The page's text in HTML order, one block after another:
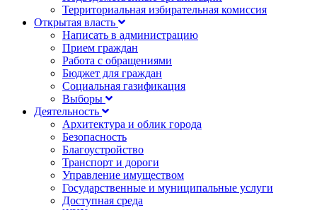
Территориальная избирательная комиссия
Открытая власть
Написать в администрацию
Прием граждан
Работа с обращениями
Бюджет для граждан
Социальная газификация
Выборы
Деятельность
Архитектура и облик города
Безопасность
Благоустройство
Транспорт и дороги
Управление имуществом
Государственные и муниципальные услуги
Доступная среда